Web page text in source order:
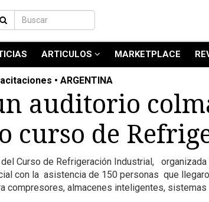
ARTICULOS MARKETPLACE
• ARGENTINA
auditorio
curso de
Curso de Refrigeración Industrial,
con la asistencia de 150 personas que
compresores, almacenes inteligentes,